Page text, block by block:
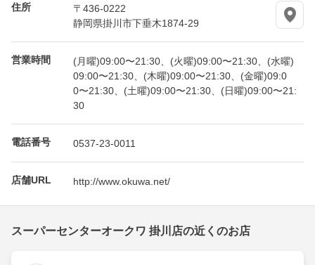
住所
〒436-0222
静岡県掛川市下垂木1874-29
営業時間
(月曜)09:00〜21:30、(火曜)09:00〜21:30、(水曜)
09:00〜21:30、(木曜)09:00〜21:30、(金曜)09:0
0〜21:30、(土曜)09:00〜21:30、(日曜)09:00〜21:
30
電話番号 0537-23-0011
店舗URL http://www.okuwa.net/
スーパーセンターオークワ 掛川店の近くのお店